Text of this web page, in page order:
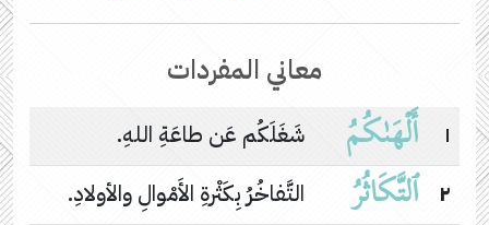
معاني المفردات
١ أَلۡهَىٰكُمُ
شَغَلَكُم عَن طاعَةِ اللهِ.
٢
ٱلتَّكَاثُرُ
التَّفاخُرُ بِكَثْرةِ الأَمْوالِ والأولادِ.